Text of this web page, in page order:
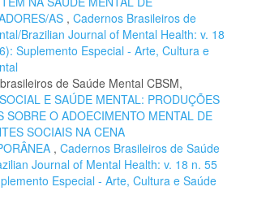
AS , Cadernos Brasileiros de
Brazilian Journal of Mental Health: v. 18
Suplemento Especial - Arte, Cultura e
de Saúde Mental CBSM,
E SAÚDE MENTAL: PRODUÇÕES
SOBRE O ADOECIMENTO MENTAL DE
SOCIAIS NA CENA
, Cadernos Brasileiros de Saúde
Journal of Mental Health: v. 18 n. 55
Especial - Arte, Cultura e Saúde